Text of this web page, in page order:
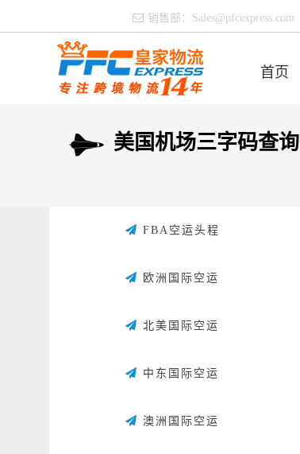
销售部： Sales@pfcexpress.com
首页
美国机场三字码查询
FBA空运头程
欧洲国际空运
北美国际空运
中东国际空运
澳洲国际空运